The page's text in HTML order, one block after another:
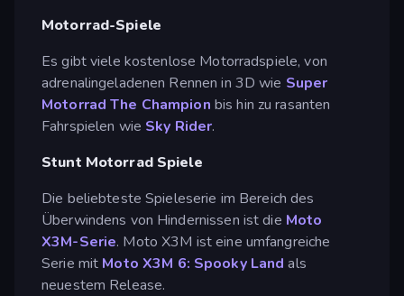
Motorrad-Spiele
Es gibt viele kostenlose Motorradspiele, von
adrenalingeladenen Rennen in 3D wie Super
Motorrad The Champion bis hin zu rasanten
Fahrspielen wie Sky Rider.
Stunt Motorrad Spiele
Die beliebteste Spieleserie im Bereich des
Überwindens von Hindernissen ist die Moto
X3M-Serie. Moto X3M ist eine umfangreiche
Serie mit Moto X3M 6: Spooky Land als
neuestem Release.